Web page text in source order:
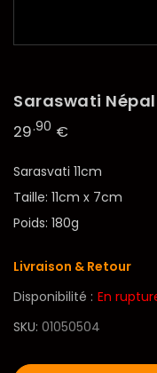
Saraswati
29.90 €
Sarasvati 11cm
Taille: 11cm x 7cm
Poids: 180g
Livraison & Retour
Disponibilité : En
SKU 01050504